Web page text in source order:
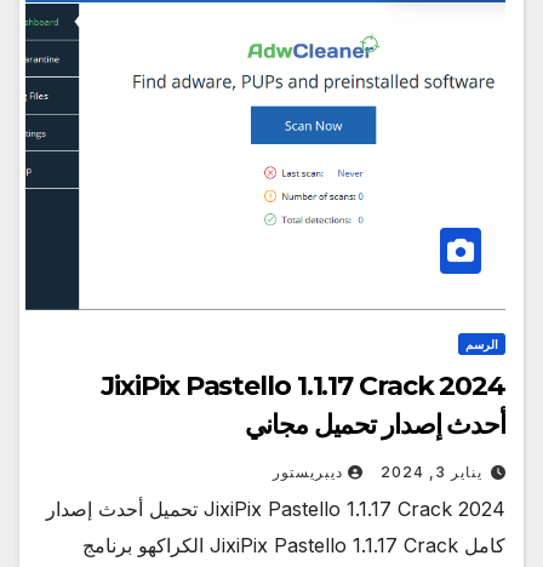
الرسم
JixiPix Pastello 1.1.17 Crack 2024
أحدث إصدار تحميل مجاني
يناير 3, 2024 ديبريستور
JixiPix Pastello 1.1.17 Crack 2024 تحميل أحدث إصدار
كامل JixiPix Pastello 1.1.17 Crack الكراكهو برنامج